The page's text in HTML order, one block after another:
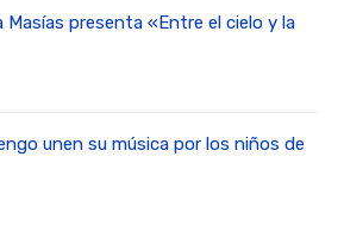
Masías presenta «Entre el cielo y la
unen su música por los niños de